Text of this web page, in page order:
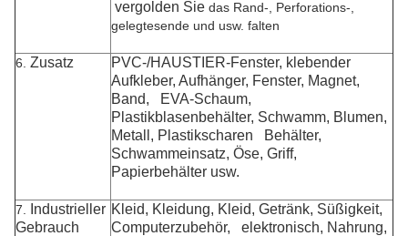
vergolden Sie das Rand-, Perforations-,
gelegtesende und usw. falten
6. Zusatz
PVC-/HAUSTIER-Fenster, klebender
Aufkleber, Aufhänger, Fenster, Magnet,
Band, EVA-Schaum,
Plastikblasenbehälter, Schwamm, Blumen,
Metall, Plastikscharen Behälter,
Schwammeinsatz, Öse, Griff,
Papierbehälter usw.
7.
Industrieller
Gebrauch
Kleid, Kleidung, Kleid, Getränk, Süßigkeit,
Computerzubehör, elektronisch, Nahrung,